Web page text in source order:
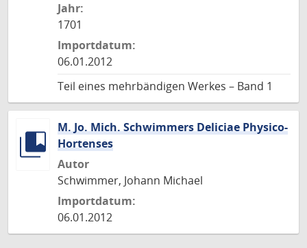
Jahr:
1701
Importdatum:
06.01.2012
Teil eines mehrbändigen Werkes – Band 1
M. Jo. Mich. Schwimmers Deliciae Physico-
Hortenses
Autor
Schwimmer, Johann Michael
Importdatum:
06.01.2012